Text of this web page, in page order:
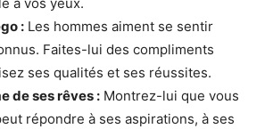
: Les hommes aiment se sentir
Faites-lui des compliments
ses qualités et ses réussites.
de ses rêves : Montrez-lui que vous
répondre à ses aspirations, à ses